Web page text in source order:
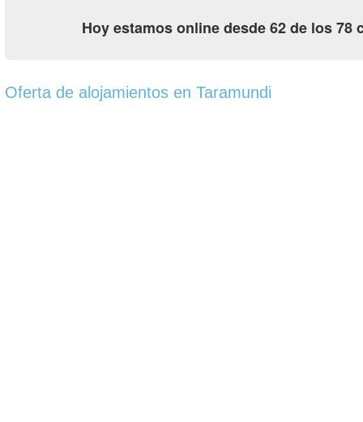
Hoy estamos online desde 62 de los 78
Oferta de alojamientos en Taramundi